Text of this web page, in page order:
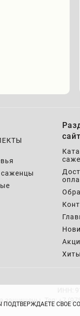
защищены. Тел: +7
СВОЕ